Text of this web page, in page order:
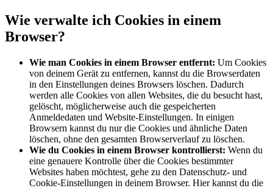
Wie verwalte ich Cookies in einem
Browser?
Wie man Cookies in einem Browser entfernt: Um Cookies
von deinem Gerät zu entfernen, kannst du die Browserdaten
in den Einstellungen deines Browsers löschen. Dadurch
werden alle Cookies von allen Websites, die du besucht hast,
gelöscht, möglicherweise auch die gespeicherten
Anmeldedaten und Website-Einstellungen. In einigen
Browsern kannst du nur die Cookies und ähnliche Daten
löschen, ohne den gesamten Browserverlauf zu löschen.
Wie du Cookies in einem Browser kontrollierst: Wenn du
eine genauere Kontrolle über die Cookies bestimmter
Websites haben möchtest, gehe zu den Datenschutz- und
Cookie-Einstellungen in deinem Browser. Hier kannst du die